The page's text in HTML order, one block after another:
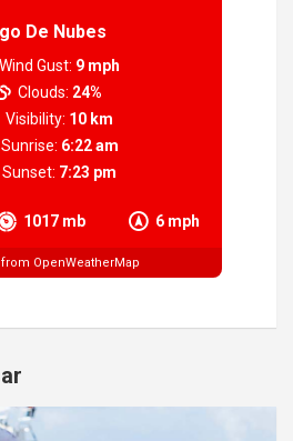
De Nubes
1017 mb 6 mph
Wind Gust: 9 mph
Clouds: 24%
Visibility: 10 km
Sunrise: 6:22 am
Sunset: 7:23 pm
OpenWeatherMap